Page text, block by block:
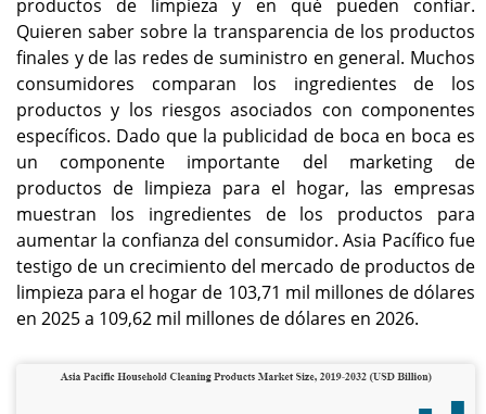
dólares en 2026.
demanda de productos
de limpieza seguros y
sostenibles.
Japón
Se prevé que el mercado
alcance los 15.360
millones de dólares en
2026, respaldado por una
fuerte demanda de
higiene del hogar y
soluciones de limpieza
ecológicas.
productos de limpieza y en qué pueden confiar.
Quieren saber sobre la transparencia de los productos
finales y de las redes de suministro en general. Muchos
consumidores comparan los ingredientes de los
productos y los riesgos asociados con componentes
específicos. Dado que la publicidad de boca en boca es
un componente importante del marketing de
productos de limpieza para el hogar, las empresas
muestran los ingredientes de los productos para
aumentar la confianza del consumidor. Asia Pacífico fue
testigo de un crecimiento del mercado de productos de
limpieza para el hogar de 103,71 mil millones de dólares
en 2025 a 109,62 mil millones de dólares en 2026.